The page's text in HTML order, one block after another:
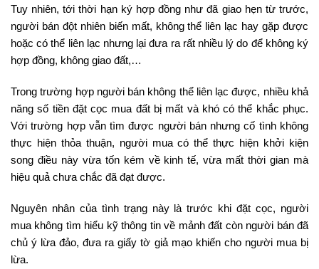
Tuy nhiên, tới thời hạn ký hợp đồng như đã giao hẹn từ trước,
người bán đột nhiên biến mất, không thể liên lạc hay gặp được
hoặc có thể liên lạc nhưng lại đưa ra rất nhiều lý do để không ký
hợp đồng, không giao đất,…
Trong trường hợp người bán không thể liên lạc được, nhiều khả
năng số tiền đặt cọc mua đất bị mất và khó có thể khắc phục.
Với trường hợp vẫn tìm được người bán nhưng cố tình không
thực hiện thỏa thuận, người mua có thể thực hiện khởi kiện
song điều này vừa tốn kém về kinh tế, vừa mất thời gian mà
hiệu quả chưa chắc đã đạt được.
Nguyên nhân của tình trạng này là trước khi đặt cọc, người
mua không tìm hiểu kỹ thông tin về mảnh đất còn người bán đã
chủ ý lừa đảo, đưa ra giấy tờ giả mạo khiến cho người mua bị
lừa.